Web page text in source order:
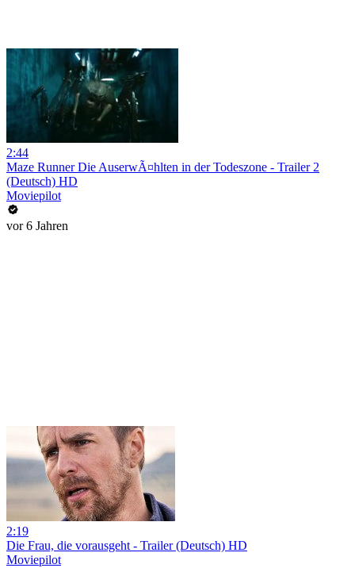
2:44
Maze Runner Die AuserwÃ¤hlten in der Todeszone - Trailer 2
(Deutsch) HD
Moviepilot
vor 6 Jahren
2:19
Die Frau, die vorausgeht - Trailer (Deutsch) HD
Moviepilot